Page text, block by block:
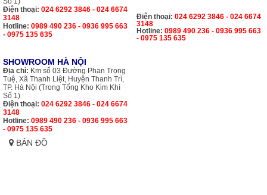
Điện thoại: 024 6292 3846 - 024 6674
3148
Hotline: 0989 490 236 - 0936 995 663
- 0975 135 635
Điện thoại: 024 6292 3846 - 024 6674
3148
Hotline: 0989 490 236 - 0936 995 663
- 0975 135 635
SHOWROOM HÀ NỘI
Địa chỉ: Km số 03 Đường Phan Trọng
Tuệ, Xã Thanh Liệt, Huyện Thanh Trì,
TP. Hà Nội (Trong Tổng Kho Kim Khí
Số 1)
Điện thoại: 024 6292 3846 - 024 6674
3148
Hotline: 0989 490 236 - 0936 995 663
- 0975 135 635
BẢN ĐỒ